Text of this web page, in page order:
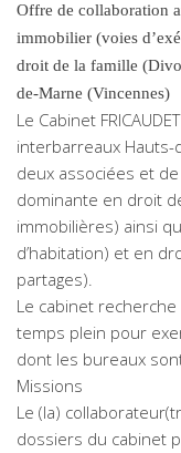
Offre de collaboration
immobilier (voies
droit de la famille
de-Marne (Vincennes)
Le Cabinet
interbarreaux Hauts-
deux associées et
dominante en droit
immobilières) ainsi
d’habitation) et en
partages).
Le cabinet
temps plein pour
dont les bureaux
Missions
Le (la)
dossiers du cabinet